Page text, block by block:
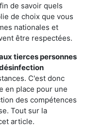
de savoir quels
de choix que vous
nationales et
être respectées.
tierces personnes
C'est donc
en place pour une
des compétences
Tout sur la
article.